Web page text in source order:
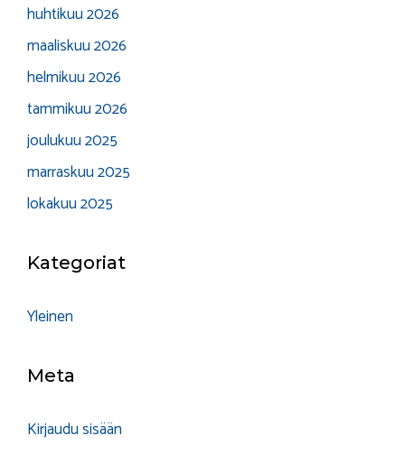
huhtikuu 2026
maaliskuu 2026
helmikuu 2026
tammikuu 2026
joulukuu 2025
marraskuu 2025
lokakuu 2025
Kategoriat
Yleinen
Meta
Kirjaudu sisään